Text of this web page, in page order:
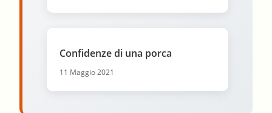
Confidenze di una porca
11 Maggio 2021